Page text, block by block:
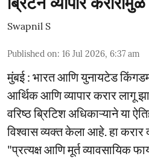
Swapnil S
Published on: 16 Jul 2026, 6:37 am
मुंबई : भारत आणि युनायटेड
आर्थिक आणि व्यापार करार लागू
वरिष्ठ ब्रिटिश अधिकाऱ्याने या
विश्वास व्यक्त केला आहे. हा करार
"प्रत्यक्ष आणि मूर्त व्यावसायिक